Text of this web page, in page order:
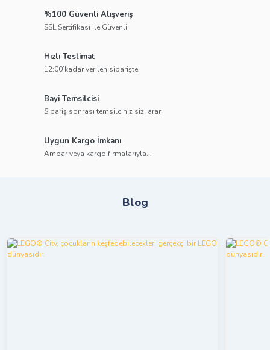
%100 Güvenli Alışveriş
SSL Sertifikası ile Güvenli
Hızlı Teslimat
12:00’kadar verilen siparişte!
Bayi Temsilcisi
Sipariş sonrası temsilciniz sizi arar
Uygun Kargo İmkanı
Ambar veya kargo firmalarıyla...
Blog